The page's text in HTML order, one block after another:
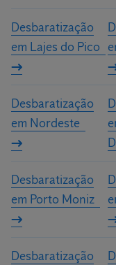
Desbaratização
em Lajes do Pico
Desbaratização
em Nordeste
Desbaratização
em Porto Moniz
Desbaratização